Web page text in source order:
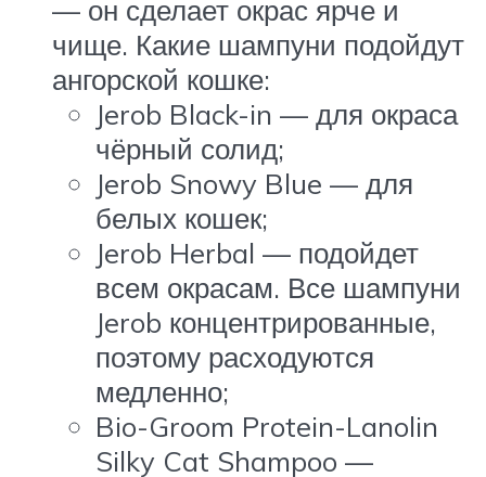
— он сделает окрас ярче и
чище. Какие шампуни подойдут
ангорской кошке:
Jerob Black-in — для окраса
чёрный солид;
Jerob Snowy Blue — для
белых кошек;
Jerob Herbal — подойдет
всем окрасам. Все шампуни
Jerob концентрированные,
поэтому расходуются
медленно;
Bio-Groom Protein-Lanolin
Silky Cat Shampoo —